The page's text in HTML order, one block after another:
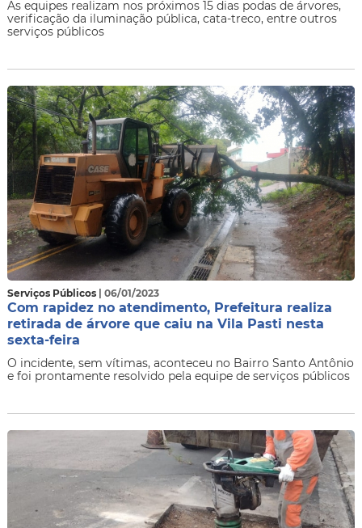
As equipes realizam nos próximos 15 dias podas de árvores,
verificação da iluminação pública, cata-treco, entre outros
serviços públicos
Serviços Públicos | 06/01/2023
Com rapidez no atendimento, Prefeitura realiza
retirada de árvore que caiu na Vila Pasti nesta
sexta-feira
O incidente, sem vítimas, aconteceu no Bairro Santo Antônio
e foi prontamente resolvido pela equipe de serviços públicos